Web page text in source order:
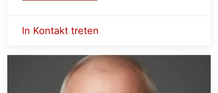
In Kontakt treten